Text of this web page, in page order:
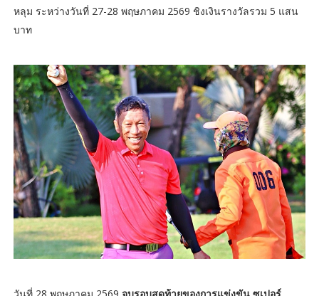
หลุม ระหว่างวันที่ 27-28 พฤษภาคม 2569 ชิงเงินรางวัลรวม 5 แสน
บาท
วันที่ 28 พฤษภาคม 2569 จบรอบสุดท้ายของการแข่งขัน ซูเปอร์